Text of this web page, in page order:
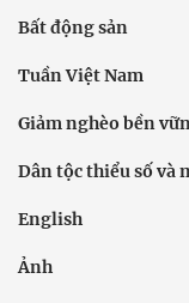
Bất động sản
Tuần Việt Nam
Giảm nghèo bền
Dân tộc thiểu số và
English
Ảnh